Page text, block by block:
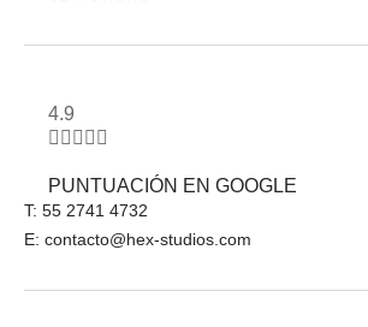
4.9
    
PUNTUACIÓN EN GOOGLE
T: 55 2741 4732
E: contacto@hex-studios.com